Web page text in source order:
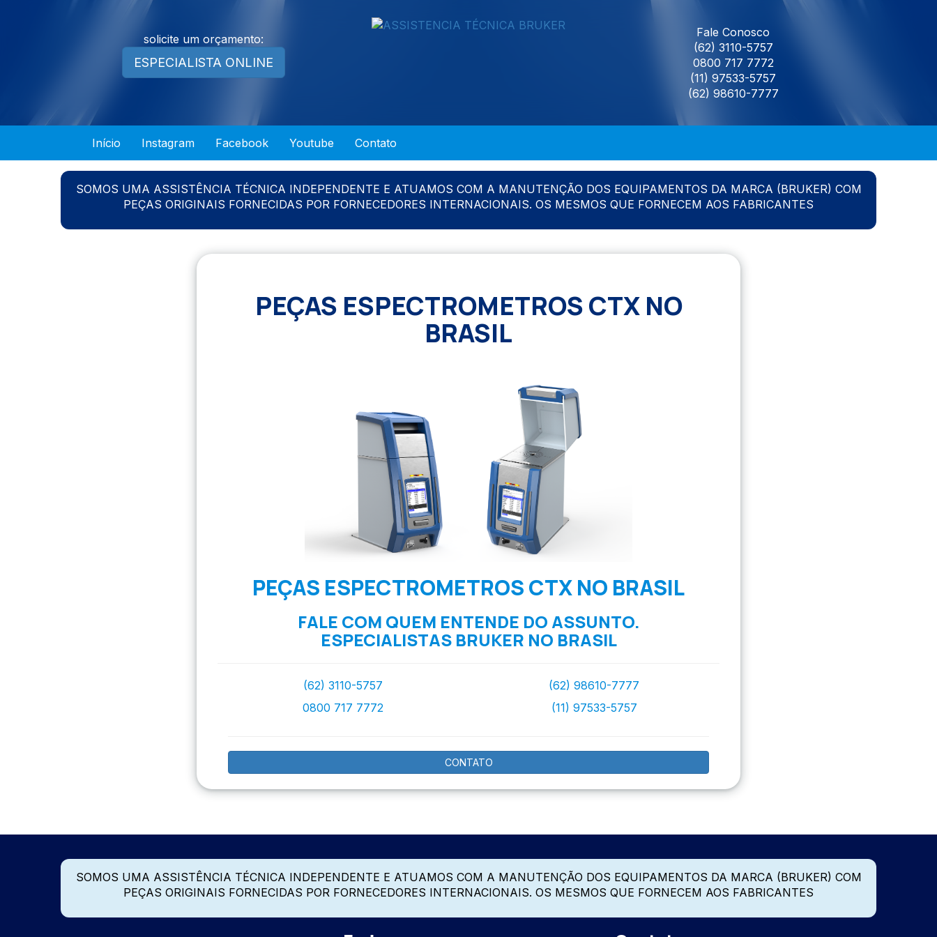
solicite um orçamento:
ESPECIALISTA ONLINE
Fale Conosco
(62) 3110-5757
0800 717 7772
(11) 97533-5757
(62) 98610-7777
Início Instagram Facebook Youtube Contato
SOMOS UMA ASSISTÊNCIA TÉCNICA INDEPENDENTE E ATUAMOS COM A MANUTENÇÃO DOS EQUIPAMENTOS DA MARCA (BRUKER) COM
PEÇAS ORIGINAIS FORNECIDAS POR FORNECEDORES INTERNACIONAIS. OS MESMOS QUE FORNECEM AOS FABRICANTES
PEÇAS ESPECTROMETROS CTX NO
BRASIL
PEÇAS ESPECTROMETROS CTX NO BRASIL
FALE COM QUEM ENTENDE DO ASSUNTO.
ESPECIALISTAS BRUKER NO BRASIL
(62) 3110-5757
0800 717 7772
(62) 98610-7777
(11) 97533-5757
CONTATO
SOMOS UMA ASSISTÊNCIA TÉCNICA INDEPENDENTE E ATUAMOS COM A MANUTENÇÃO DOS EQUIPAMENTOS DA MARCA (BRUKER) COM
PEÇAS ORIGINAIS FORNECIDAS POR FORNECEDORES INTERNACIONAIS. OS MESMOS QUE FORNECEM AOS FABRICANTES